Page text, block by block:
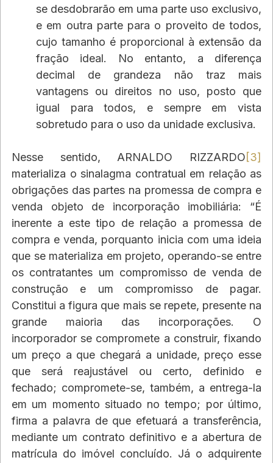
se desdobrarão em uma parte uso exclusivo,
e em outra parte para o proveito de todos,
cujo tamanho é proporcional à extensão da
fração ideal. No entanto, a diferença
decimal de grandeza não traz mais
vantagens ou direitos no uso, posto que
igual para todos, e sempre em vista
sobretudo para o uso da unidade exclusiva.
Nesse sentido, ARNALDO RIZZARDO [3]
materializa o sinalagma contratual em relação as
obrigações das partes na promessa de compra e
venda objeto de incorporação imobiliária: “É
inerente a este tipo de relação a promessa de
compra e venda, porquanto inicia com uma ideia
que se materializa em projeto, operando-se entre
os contratantes um compromisso de venda de
construção e um compromisso de pagar.
Constitui a figura que mais se repete, presente na
grande maioria das incorporações. O
incorporador se compromete a construir, fixando
um preço a que chegará a unidade, preço esse
que será reajustável ou certo, definido e
fechado; compromete-se, também, a entrega-la
em um momento situado no tempo; por último,
firma a palavra de que efetuará a transferência,
mediante um contrato definitivo e a abertura de
matrícula do imóvel concluído. Já o adquirente